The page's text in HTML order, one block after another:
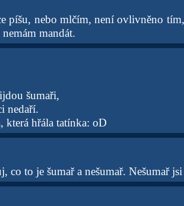
píšu, nebo mlčím, není ovlivněno
mandát.
šumaři,
nedaří.
která hřála tatínka: oD
co to je šumař a nešumař. Nešumař